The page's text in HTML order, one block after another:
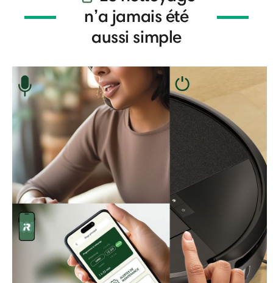
n’a jamais été
aussi simple